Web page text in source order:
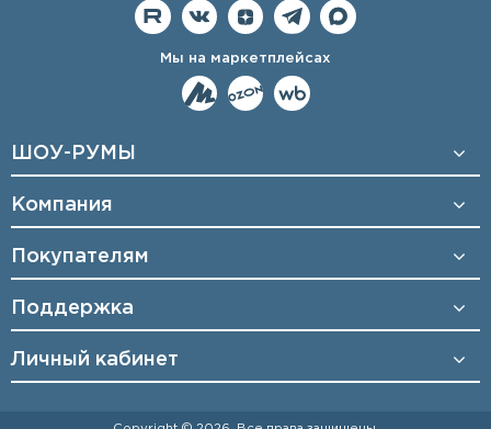
Мы на маркетплейсах
ШОУ-РУМЫ
Компания
Покупателям
Поддержка
Личный кабинет